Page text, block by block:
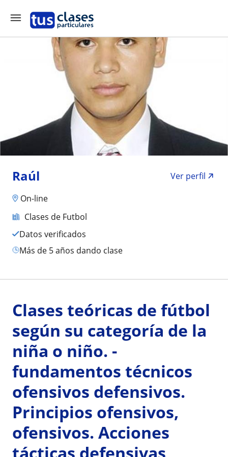
Raúl
Ver perfil
On-line
Clases de Futbol
Datos verificados
más de 5 años dando clase
Clases teóricas de fútbol
según su categoría de la
niña o niño. -
fundamentos técnicos
ofensivos defensivos.
Principios ofensivos,
ofensivos. Acciones
tácticas defensivas,